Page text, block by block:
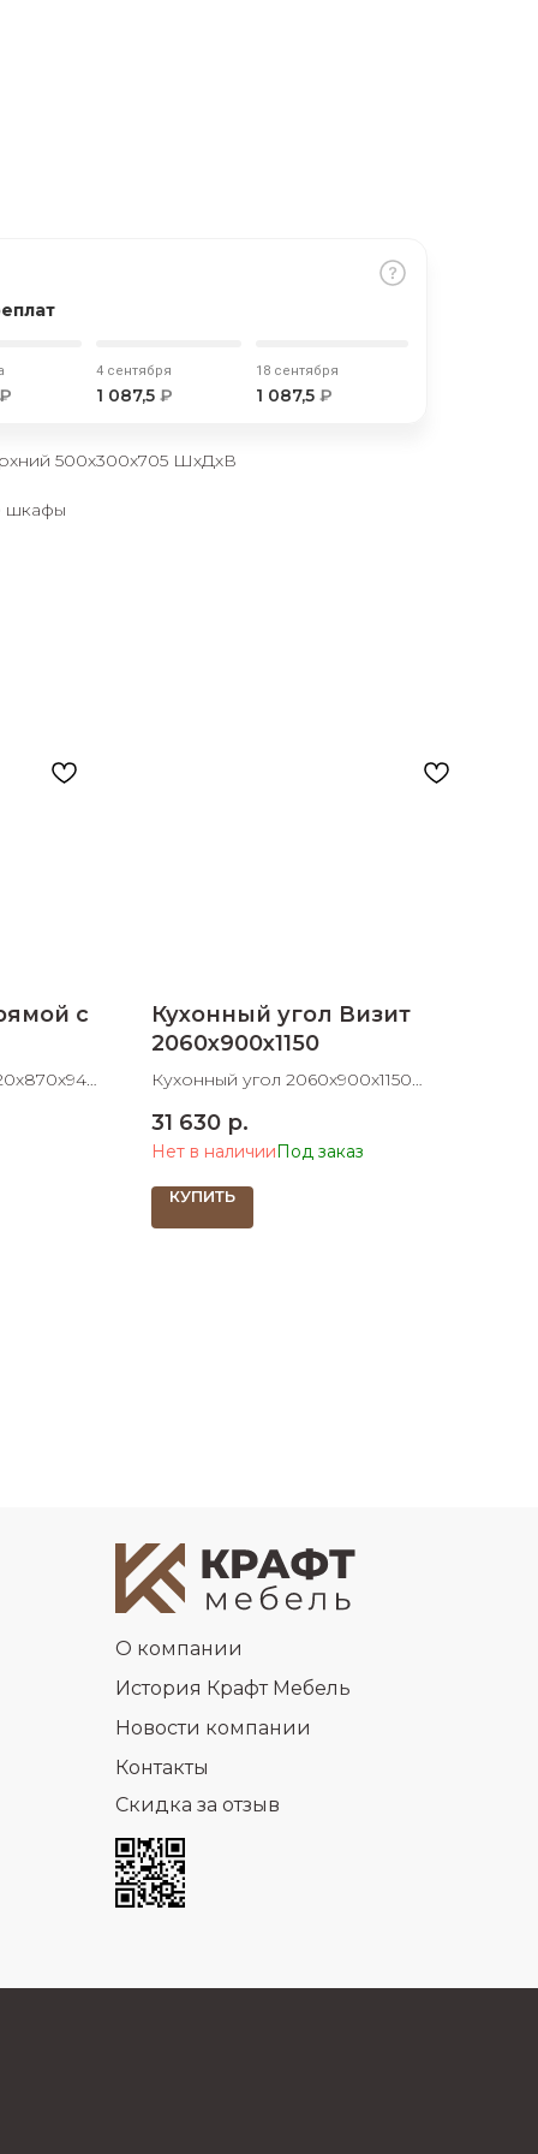
₽
4 сентября
1 087,5 ₽
18 сентября
1 087,5₽
500х300х705 ШхДхВ
шкафы
с
Кухонный угол Визит
2060х900х1150
Кухонный угол 2060х900х1150
31 630 р.
Нет в наличии
КУПИТЬ
О компании
История Крафт Мебель
Новости компании
Контакты
Скидка за отзыв